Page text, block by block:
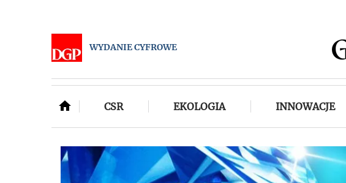
WYDANIE CYFROWE
CSR EKOLOGIA INNOWACJE